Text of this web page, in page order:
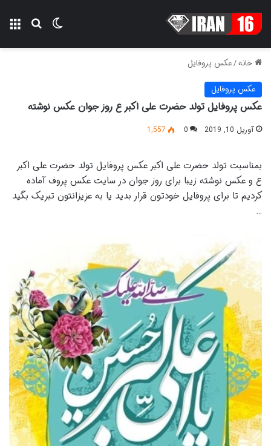
تغییر پوسته
خانه/عکس پروفایل
عکس پروفایل
عکس پروفایل تولد حضرت علی اکبر ع روز جوان عکس نوشته
آوریل 10, 2019 0
1,557
بمناسبت تولد حضرت علی اکبر عکس پروفایل تولد حضرت علی اکبر
ع و عکس نوشته زیبا برای روز جوان در سایت عکس پروف آماده
کردیم تا برای پروفایل خودتون قرار بدید یا به عزیزانتون تبریک بگید
…